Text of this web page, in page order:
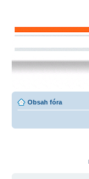
Obsah fóra